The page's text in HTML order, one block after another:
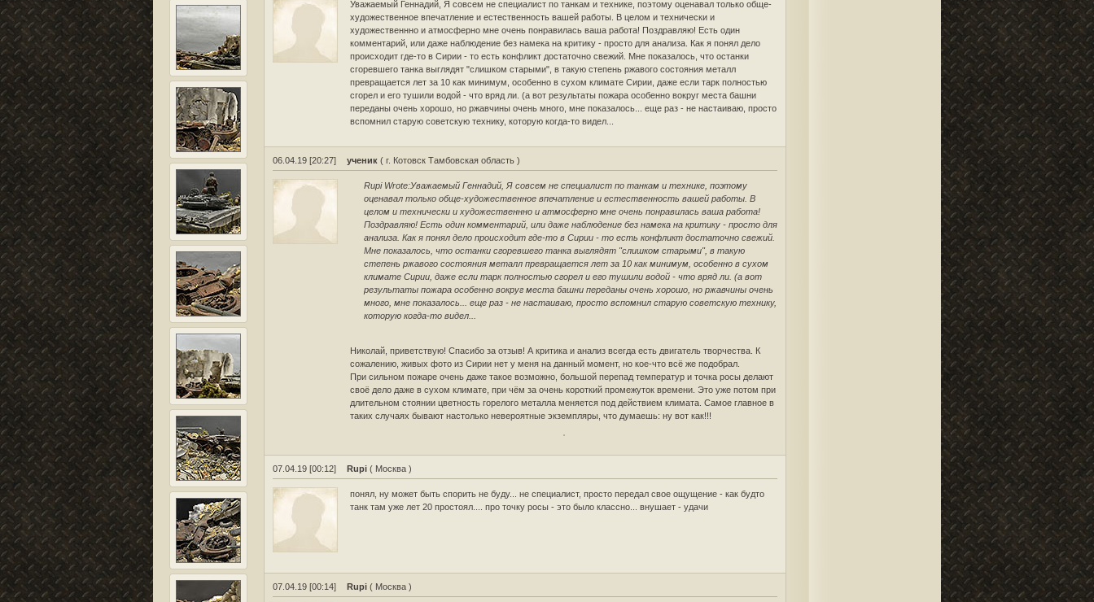
Уважаемый Геннадий, Я совсем не специалист по танкам и технике, поэтому оценавал только обще-
художественное впечатление и естественность вашей работы. В целом и технически и
художественнно и атмосферно мне очень понравилась ваша работа! Поздравляю! Есть один
комментарий, или даже наблюдение без намека на критику - просто для анализа. Как я понял дело
происходит где-то в Сирии - то есть конфликт достаточно свежий. Мне показалось, что останки
сгоревшего танка выглядят "слишком старыми", в такую степень ржавого состояния металл
превращается лет за 10 как минимум, особенно в сухом климате Сирии, даже если тарк полностью
сгорел и его тушили водой - что вряд ли. (а вот результаты пожара особенно вокруг места башни
переданы очень хорошо, но ржавчины очень много, мне показалось... еще раз - не настаиваю, просто
вспомнил старую советскую технику, которую когда-то видел...
06.04.19 [20:27] ученик ( г. Котовск Тамбовская область )
Rupi Wrote:Уважаемый Геннадий, Я совсем не специалист по танкам и технике, поэтому
оценавал только обще-художественное впечатление и естественность вашей работы. В
целом и технически и художественнно и атмосферно мне очень понравилась ваша работа!
Поздравляю! Есть один комментарий, или даже наблюдение без намека на критику - просто для
анализа. Как я понял дело происходит где-то в Сирии - то есть конфликт достаточно свежий.
Мне показалось, что останки сгоревшего танка выглядят "слишком старыми", в такую
степень ржавого состояния металл превращается лет за 10 как минимум, особенно в сухом
климате Сирии, даже если тарк полностью сгорел и его тушили водой - что вряд ли. (а вот
результаты пожара особенно вокруг места башни переданы очень хорошо, но ржавчины очень
много, мне показалось... еще раз - не настаиваю, просто вспомнил старую советскую технику,
которую когда-то видел...
Николай, приветствую! Спасибо за отзыв! А критика и анализ всегда есть двигатель творчества. К
сожалению, живых фото из Сирии нет у меня на данный момент, но кое-что всё же подобрал.
При сильном пожаре очень даже такое возможно, большой перепад температур и точка росы делают
своё дело даже в сухом климате, при чём за очень короткий промежуток времени. Это уже потом при
длительном стоянии цветность горелого металла меняется под действием климата. Самое главное в
таких случаях бывают настолько невероятные экземпляры, что думаешь: ну вот как!!!
07.04.19 [00:12] Rupi ( Москва )
понял, ну может быть спорить не буду... не специалист, просто передал свое ощущение - как будто
танк там уже лет 20 простоял.... про точку росы - это было классно... внушает - удачи
07.04.19 [00:14] Rupi ( Москва )